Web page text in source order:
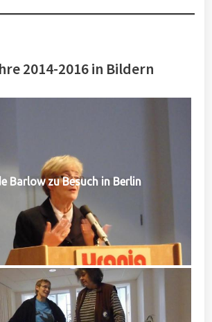
2014-2016 in Bildern
Barlow zu Besuch in Berlin